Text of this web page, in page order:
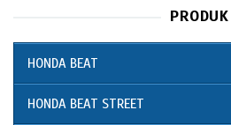
PRODUK
HONDA BEAT
HONDA BEAT STREET